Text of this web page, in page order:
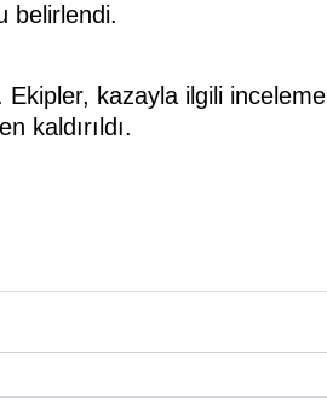
belirlendi.
kazayla ilgili inceleme
kaldırıldı.